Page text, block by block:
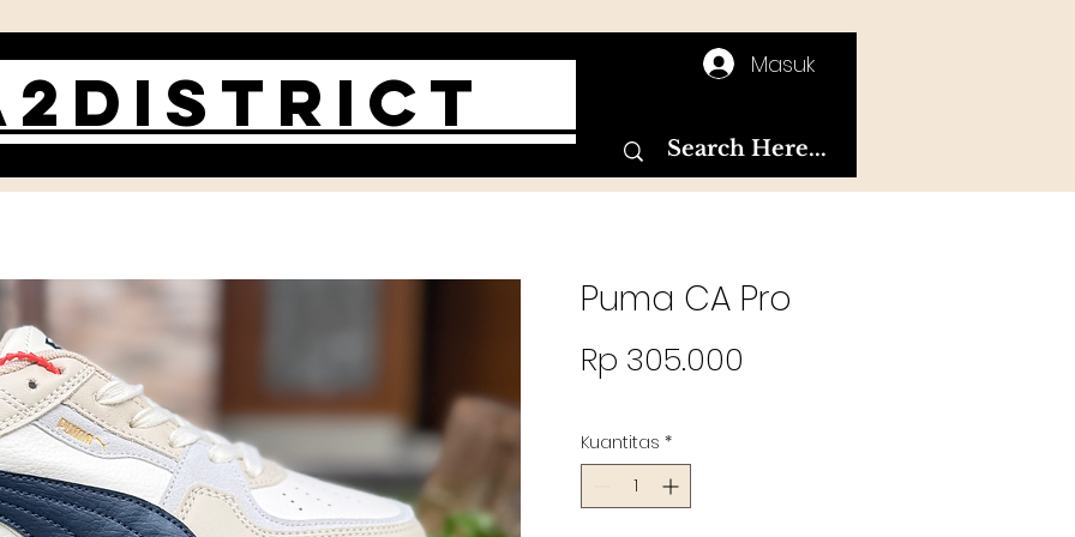
Masuk
Puma CA Pro
Rp 305.000
Kuantitas *